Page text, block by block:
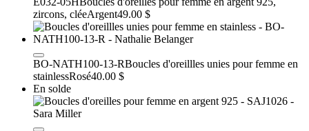
zircons, cléeArgent49.00 $
BO-NATH100-13-RBoucles d'oreillles unies pour femme en
stainlessRosé40.00 $
En solde